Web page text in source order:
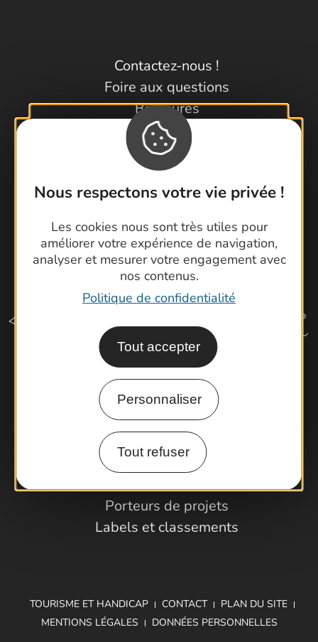
Nous respectons votre vie privée !
Les cookies nous sont très utiles pour
améliorer votre expérience de navigation,
analyser et mesurer votre engagement avec
nos contenus.
Politique de confidentialité
Tout accepter
Personnaliser
Tout refuser
Contactez-nous !
Foire aux questions
Brochures
Cartoguides et Topoguides
Latitude Gard
Comment venir ?
Espace Pro
Observatoire
Partenaires et Pros
Porteurs de projets
Labels et classements
TOURISME ET HANDICAP CONTACT
PLAN DU SITE
MENTIONS LÉGALES
DONNÉES PERSONNELLES